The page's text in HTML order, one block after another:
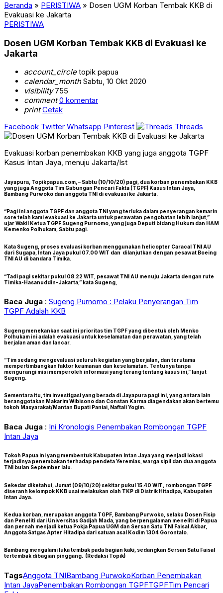
Beranda » PERISTIWA » Dosen UGM Korban Tembak KKB di
Evakuasi ke Jakarta
PERISTIWA
Dosen UGM Korban Tembak KKB di Evakuasi ke
Jakarta
account_circletopik papua
calendar_monthSabtu, 10 Okt 2020
visibility755
comment 0 komentar
print Cetak
Facebook Twitter Whatsapp Pinterest Threads
Evakuasi korban penembakan KKB yang juga anggota TGPF
Kasus Intan Jaya, menuju Jakarta/Ist
Jayapura, Topikpapua.com, – Sabtu (10/10/20) pagi, dua korban penembakan KKB
yang juga Anggota Tim Gabungan Pencari Fakta (TGPF) Kasus Intan Jaya,
Bambang Purwoko dan anggota TNI di evakuasi ke Jakarta.
“Pagi ini anggota TGPF dan anggota TNI yang terluka dalam penyerangan kemarin
sore telah kami evakuasi ke Jakarta untuk perawatan pengobatan lebih lanjut,”
ujar Wakil Ketua TGPF Sugeng Purnomo, yang juga Deputi bidang Hukum dan HAM
Kemenko Polhukam, Sabtu pagi.
Kata Sugeng, proses evaluasi korban menggunakan helicopter Caracal TNI AU
dari Sugapa, Intan Jaya pukul 07.00 WIT dan dilanjutkan dengan pesawat Boeing
TNI AU di bandara Timika.
“Tadi pagi sekitar pukul 08.22 WIT, pesawat TNI AU menuju Jakarta dengan rute
Timika-Hasanuddin-Jakarta,” kata Sugeng,
Baca Juga : Sugeng Purnomo : Pelaku Penyerangan Tim
TGPF Adalah KKB
Sugeng menekankan saat ini prioritas tim TGPF yang dibentuk oleh Menko
Polhukam ini adalah evakuasi untuk keselamatan dan perawatan, yang telah
berjalan aman dan lancar.
“Tim sedang mengevaluasi seluruh kegiatan yang berjalan, dan terutama
mempertimbangkan faktor keamanan dan keselamatan. Tentunya tanpa
mengurangi misi memperoleh informasi yang terang tentang kasus ini,” lanjut
Sugeng.
Sementara itu, tim investigasi yang berada di Jayapura pagi ini, yang antara lain
beranggotakan Makarim Wibisono dan Constan Karma diagendakan akan bertemu
tokoh Masyarakat/Mantan Bupati Paniai, Naftali Yogim.
Baca Juga : Ini Kronologis Penembakan Rombongan TGPF
Intan Jaya
Tokoh Papua ini yang membentuk Kabupaten Intan Jaya yang menjadi lokasi
terjadinya penembakan terhadap pendeta Yeremias, warga sipil dan dua anggota
TNI bulan September lalu.
Sekedar diketahui, Jumat (09/10/20) sekitar pukul 15.40 WIT, rombongan TGPF
diseranh kelompok KKB usai melakukan olah TKP di Distrik Hitadipa, Kabupaten
Intan Jaya.
Kedua korban, merupakan anggota TGPF, Bambang Purwoko, selaku Dosen Fisip
dan Peneliti dari Universitas Gadjah Mada, yang berpengalaman meneliti di Papua
dan pernah menjadi ketua Pokja Papua UGM dan Sersan Satu TNI Faisal Akbar,
Anggota Satgas Apter Hitadipa dari satuan asal Kodim 1304 Gorontalo.
Bambang mengalami luka tembak pada bagian kaki, sedangkan Sersan Satu Faisal
tertembak dibagian pinggang. (Redaksi Topik)
TagsAnggota TNIBambang PurwokoKorban Penembakan
Intan JayaPenembakan Rombongan TGPFTGPFTim Pencari